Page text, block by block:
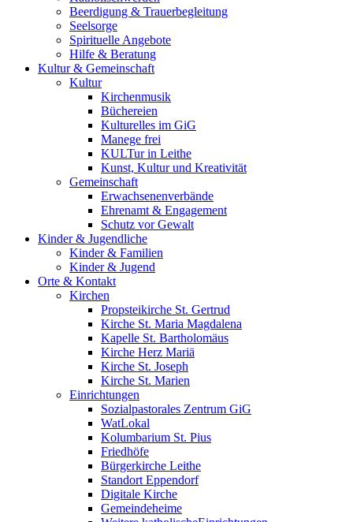
Beerdigung & Trauerbegleitung
Seelsorge
Spirituelle Angebote
Hilfe & Beratung
Kultur & Gemeinschaft
Kultur
Kirchenmusik
Büchereien
Kulturelles im GiG
Manege frei
KULTur in Leithe
Kunst, Kultur und Kreativität
Gemeinschaft
Erwachsenenverbände
Ehrenamt & Engagement
Schutz vor Gewalt
Kinder & Jugendliche
Kinder & Familien
Kinder & Jugend
Orte & Kontakt
Kirchen
Propsteikirche St. Gertrud
Kirche St. Maria Magdalena
Kapelle St. Bartholomäus
Kirche Herz Mariä
Kirche St. Joseph
Kirche St. Marien
Einrichtungen
Sozialpastorales Zentrum GiG
WatLokal
Kolumbarium St. Pius
Friedhöfe
Bürgerkirche Leithe
Standort Eppendorf
Digitale Kirche
Gemeindeheime